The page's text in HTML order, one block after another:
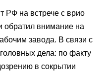
РФ на встрече с врио
обратил внимание на
завода. В связи с
дела: по факту
в сокрытии